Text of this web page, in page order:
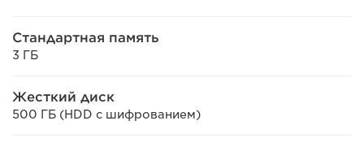
Стандартная память
3 ГБ
Жесткий диск
500 ГБ (HDD с шифрованием)